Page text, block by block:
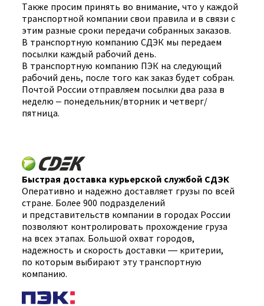
Также просим принять во внимание, что у каждой
транспортной компании свои правила и в связи с
этим разные сроки передачи собранных заказов.
В транспортную компанию СДЭК мы передаем
посылки каждый рабочий день.
В транспортную компанию ПЭК на следующий
рабочий день, после того как заказ будет собран.
Почтой России отправляем посылки два раза в
неделю – понедельник/вторник и четверг/
пятница.
Быстрая доставка курьерской службой СДЭК
Оперативно и надежно доставляет грузы по всей
стране. Более 900 подразделений
и представительств компании в городах России
позволяют контролировать прохождение груза
на всех этапах. Большой охват городов,
надежность и скорость доставки — критерии,
по которым выбирают эту транспортную
компанию.